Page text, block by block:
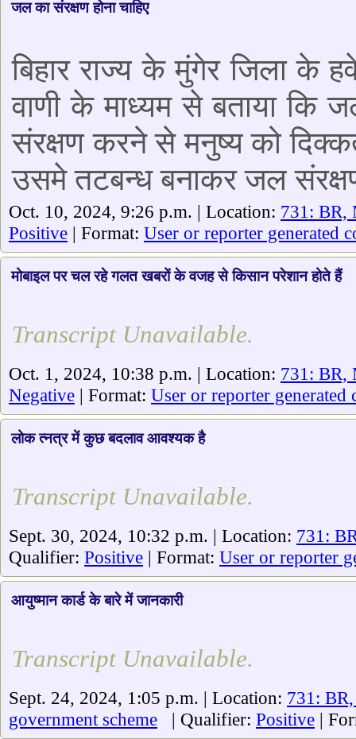
जल का संरक्षण होना चाहिए
बिहार राज्य के मुंगेर जिला के
वाणी के माध्यम से बताया कि
संरक्षण करने से मनुष्य को
उसमे तटबन्ध बनाकर जल
Oct. 10, 2024, 9:26 p.m. | Location: 731: BR,
Positive | Format: User or reporter generated
मोबाइल पर चल रहे गलत खबरों के वजह से किसान परेशान होते हैं
Transcript Unavailable.
Oct. 1, 2024, 10:38 p.m. | Location: 731: BR,
Negative | Format: User or reporter generated
लोक त्नत्र में कुछ बदलाव आवश्यक है
Transcript Unavailable.
Sept. 30, 2024, 10:32 p.m. | Location: 731:
Qualifier: Positive | Format: User or reporter
आयुष्मान कार्ड के बारे में जानकारी
Transcript Unavailable.
Sept. 24, 2024, 1:05 p.m. | Location: 731:
government scheme | Qualifier: Positive |